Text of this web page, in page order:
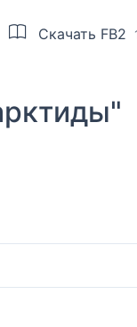
Скачать FB2